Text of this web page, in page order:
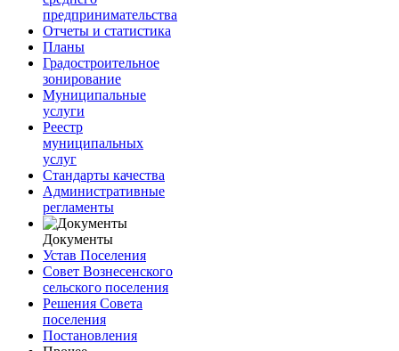
предпринимательства
Отчеты и статистика
Планы
Градостроительное
зонирование
Муниципальные
услуги
Реестр
муниципальных
услуг
Стандарты качества
Административные
регламенты
Документы
Устав Поселения
Совет Вознесенского
сельского поселения
Решения Совета
поселения
Постановления